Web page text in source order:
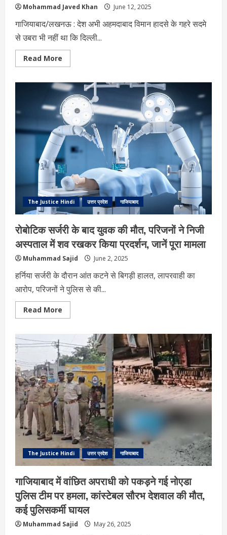
Mohammad Javed Khan June 12, 2025
गाजियाबाद/लखनऊ : देश अभी अहमदाबाद विमान हादसे के गहरे सदमे
से उबरा भी नहीं था कि दिल्ली...
Read More
more
विमान
हादसे
के
बाद
दिल्ली-
गाजियाबाद
पैसेंजर
ट्रेन
डिरेल,
शिवाजी
ब्रिज
स्टेशन
के
पास
चौथा
डिब्बा
पटरी
से
उतरा
The Justice Hindi उत्तर प्रदेश गाजियाबाद
रोबोटिक सर्जरी के बाद युवक की मौत, परिजनों ने निजी
अस्पताल में शव रखकर किया प्रदर्शन, जानें पूरा मामला
Muhammad Sajid June 2, 2025
हर्निया सर्जरी के दौरान आंत कटने से बिगड़ी हालत, लापरवाही का
आरोप, परिजनों ने पुलिस से की...
Read More
more
के
बाद
युवक
की
मौत,
परिजनों
ने
निजी
अस्पताल
में
शव
रखकर
किया
प्रदर्शन,
जानें
पूरा
मामला
The Justice Hindi उत्तर प्रदेश गाजियाबाद
गाजियाबाद में वांछित अपराधी को पकड़ने गई नोएडा
पुलिस टीम पर हमला, कांस्टेबल सौरभ देशवाल की मौत,
कई पुलिसकर्मी घायल
Muhammad Sajid May 26, 2025